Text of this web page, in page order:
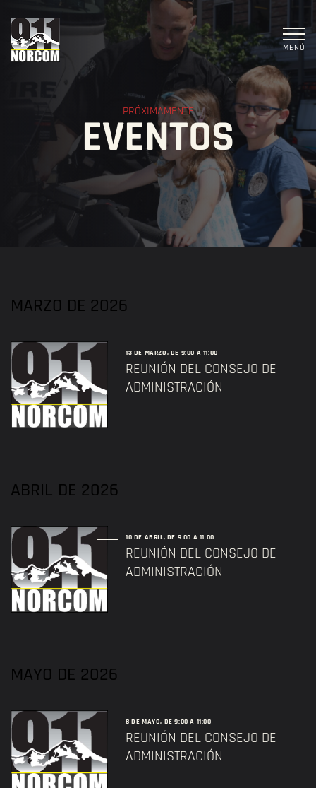
MENÚ
PRÓXIMAMENTE
EVENTOS
MARZO DE 2026
13 DE MARZO, DE 9:00 A 11:00
REUNIÓN DEL CONSEJO DE
ADMINISTRACIÓN
ABRIL DE 2026
10 DE ABRIL, DE 9:00 A 11:00
REUNIÓN DEL CONSEJO DE
ADMINISTRACIÓN
MAYO DE 2026
8 DE MAYO, DE 9:00 A 11:00
REUNIÓN DEL CONSEJO DE
ADMINISTRACIÓN